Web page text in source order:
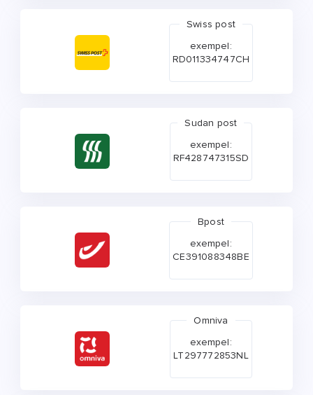
Swiss post
exempel:
RD011334747CH
Sudan post
exempel:
RF428747315SD
Bpost
exempel:
CE391088348BE
Omniva
exempel:
LT297772853NL